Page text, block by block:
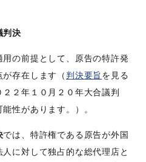
決
の前提として、原告の特許発
存在します（ 判決要旨 を見る
２年１０月２０年大合議判
性があります。）。
では、特許権である原告が外国
に対して独占的な総代理店と